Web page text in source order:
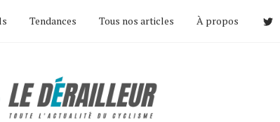
Tendances Tous nos articles À propos